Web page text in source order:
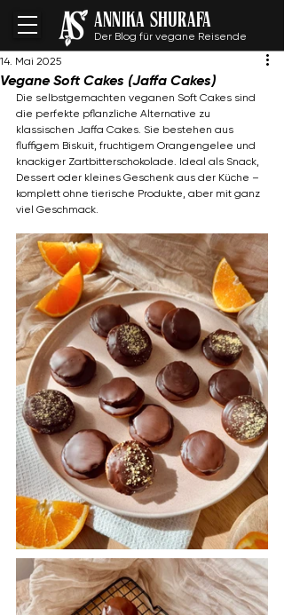
Der Blog für vegane Reisende
ANNIKA SHURAFA
Vegane Soft Cakes (Jaffa Cakes)
14. Mai 2025
Die selbstgemachten veganen Soft Cakes sind
die perfekte pflanzliche Alternative zu
klassischen Jaffa Cakes. Sie bestehen aus
fluffigem Biskuit, fruchtigem Orangengelee und
knackiger Zartbitterschokolade. Ideal als Snack,
Dessert oder kleines Geschenk aus der Küche –
komplett ohne tierische Produkte, aber mit ganz
viel Geschmack.